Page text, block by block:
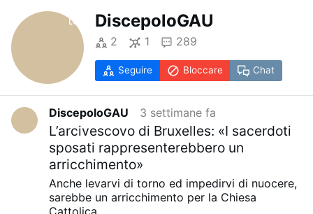
DiscepoloGAU
2 1 289
Seguire Bloccare Chat
DiscepoloGAU 3 settimane fa
L’arcivescovo di Bruxelles: «I sacerdoti
sposati rappresenterebbero un
arricchimento»
Anche levarvi di torno ed impedirvi di nuocere,
sarebbe un arricchimento per la Chiesa